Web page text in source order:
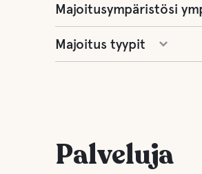
Majoitusympäristösi
Majoitus tyypit
Palveluja